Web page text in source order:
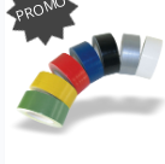
PROMO